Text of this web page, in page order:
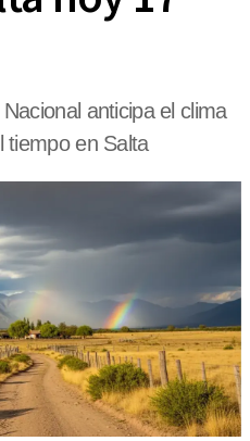
anticipa el clima
tiempo en Salta